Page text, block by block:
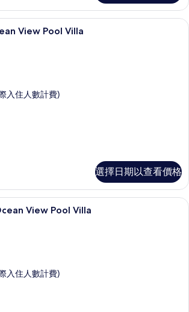
Two Bedroom Ocean View Pool Villa
View Pool Villa
入住人數計費)
選擇日期以查看價格
Three Bedroom Ocean View Pool
View Pool Villa
入住人數計費)